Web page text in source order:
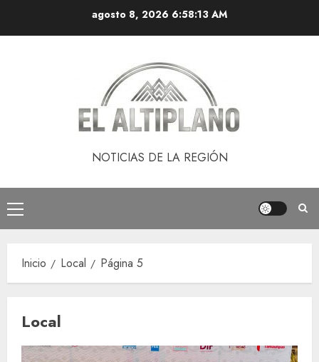
agosto 8, 2026 6:58:14 AM
NOTICIAS DE LA REGIÓN
Menú
principal
Inicio Local Página 5
Local